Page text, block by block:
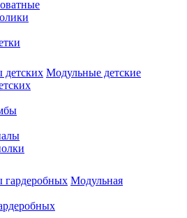
детских Модульные детские
гардеробных Модульная